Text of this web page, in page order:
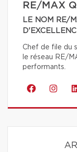
RE/MAX
LE NOM RE/
Chef de file du
le réseau RE/
performants.